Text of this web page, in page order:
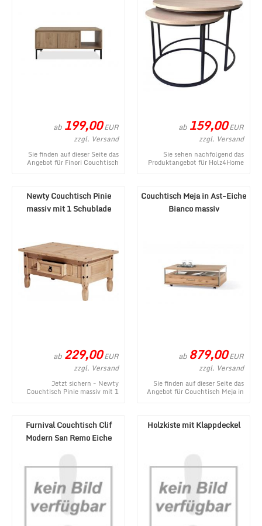
ab 199,00EUR
zzgl. Versand
Sie finden auf dieser Seite das
Angebot für Finori Couchtisch
ab 159,00EUR
zzgl. Versand
Sie sehen nachfolgend das
Produktangebot für Holz4Home
Newty Couchtisch Pinie
massiv mit 1 Schublade
ab 229,00EUR
zzgl. Versand
Jetzt sichern - Newty
Couchtisch Pinie massiv mit 1
Couchtisch Meja in Ast-Eiche
Bianco massiv
ab 879,00EUR
zzgl. Versand
Sie finden auf dieser Seite das
Angebot für Couchtisch Meja in
Furnival Couchtisch Clif
Modern San Remo Eiche
Holzkiste mit Klappdeckel